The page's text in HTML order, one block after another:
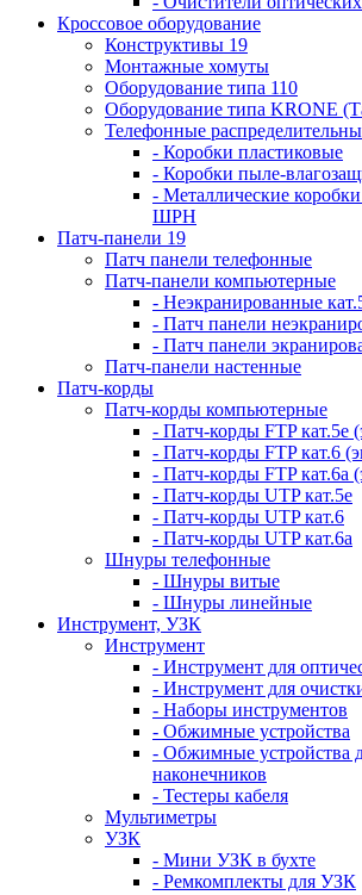
Кроссовое оборудование
Конструктивы 19
Монтажные хомуты
Оборудование типа 110
Оборудование типа KRONE
Телефонные
- Коробки пластиковые
- Коробки пыле-
- Металлические
ШРН
Патч-панели 19
Патч панели телефонные
Патч-панели компьютерные
- Неэкранированные
- Патч панели
- Патч панели
Патч-панели настенные
Патч-корды
Патч-корды компьютерные
- Патч-корды FTP кат.5е
- Патч-корды FTP кат.6
- Патч-корды FTP кат.6а
- Патч-корды UTP кат.5е
- Патч-корды UTP кат.6
- Патч-корды UTP кат.6а
Шнуры телефонные
- Шнуры витые
- Шнуры линейные
Инструмент, УЗК
Инструмент
- Инструмент для
- Инструмент для
- Наборы инструментов
- Обжимные устройства
- Обжимные устройства
наконечников
- Тестеры кабеля
Мультиметры
УЗК
- Мини УЗК в бухте
- Ремкомплекты для УЗК